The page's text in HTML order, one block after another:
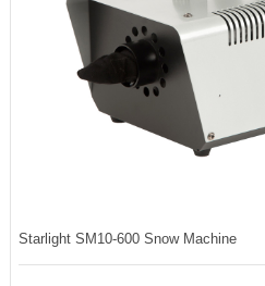
Starlight SM10-600 Snow Machine